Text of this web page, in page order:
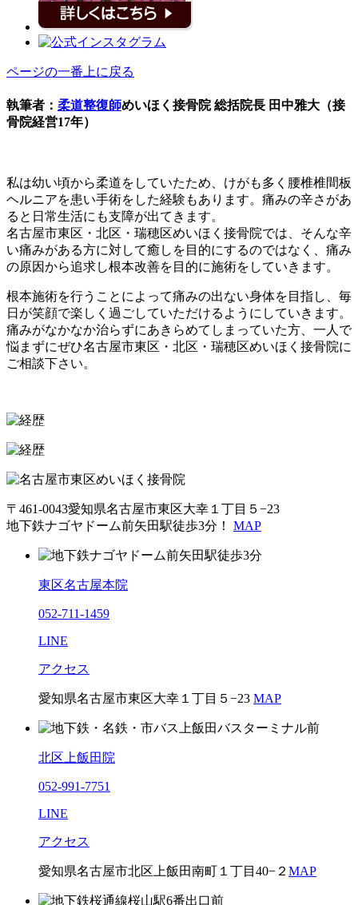
ページの一番上に戻る
執筆者： 柔道整復師めいほく接骨院 総括院長 田中雅大（接
骨院経営17年）
私は幼い頃から柔道をしていたため、けがも多く腰椎椎間板
ヘルニアを患い手術をした経験もあります。痛みの辛さがあ
ると日常生活にも支障が出てきます。
名古屋市東区・北区・瑞穂区めいほく接骨院では、そんな辛
い痛みがある方に対して癒しを目的にするのではなく、痛み
の原因から追求し根本改善を目的に施術をしていきます。
根本施術を行うことによって痛みの出ない身体を目指し、毎
日が笑顔で楽しく過ごしていただけるようにしていきます。
痛みがなかなか治らずにあきらめてしまっていた方、一人で
悩まずにぜひ名古屋市東区・北区・瑞穂区めいほく接骨院に
ご相談下さい。
〒461-0043愛知県名古屋市東区大幸１丁目５−23
地下鉄ナゴヤドーム前矢田駅徒歩3分！ MAP
東区名古屋本院
052-711-1459
LINE
アクセス
愛知県名古屋市東区大幸１丁目５−23 MAP
北区上飯田院
052-991-7751
LINE
アクセス
愛知県名古屋市北区上飯田南町１丁目40−２ MAP